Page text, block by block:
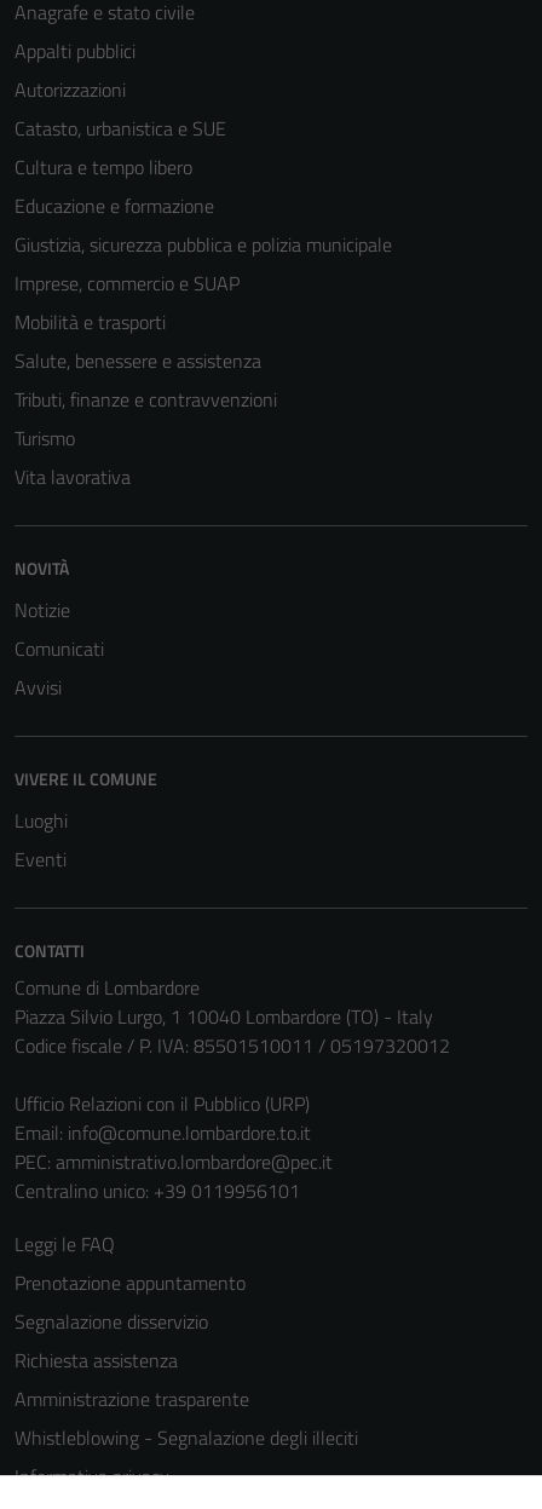
Anagrafe e stato civile
Appalti pubblici
Autorizzazioni
Catasto, urbanistica e SUE
Cultura e tempo libero
Educazione e formazione
Giustizia, sicurezza pubblica e polizia municipale
Imprese, commercio e SUAP
Mobilità e trasporti
Salute, benessere e assistenza
Tributi, finanze e contravvenzioni
Turismo
Vita lavorativa
NOVITÀ
Notizie
Comunicati
Avvisi
VIVERE IL COMUNE
Luoghi
Eventi
CONTATTI
Comune di Lombardore
Piazza Silvio Lurgo, 1 10040 Lombardore (TO) - Italy
Codice fiscale / P. IVA: 85501510011 / 05197320012
Ufficio Relazioni con il Pubblico (URP)
Email: info@comune.lombardore.to.it
PEC: amministrativo.lombardore@pec.it
Centralino unico: +39 0119956101
Leggi le FAQ
Prenotazione appuntamento
Segnalazione disservizio
Richiesta assistenza
Amministrazione trasparente
Whistleblowing - Segnalazione degli illeciti
Informativa privacy
del sito e non